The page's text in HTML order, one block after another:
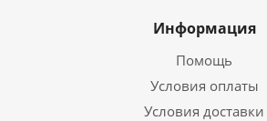
Информация
Помощь
Условия оплаты
Условия доставки